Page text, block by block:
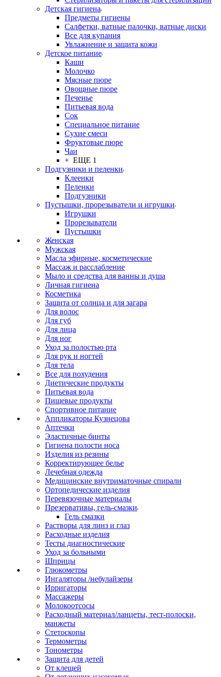
Детская гигиена
Предметы гигиены
Салфетки, ватные палочки, ватные диски
Все для купания
Увлажнение и защита кожи
Детское питание
Каши
Молочко
Мясные пюре
Овощные пюре
Печенье
Питьевая вода
Сок
Специальное питание
Сухие смеси
Фруктовые пюре
Чаи
+ ЕЩЕ 1
Подгузники и пеленки
Клеенки
Пеленки
Подгузники
Пустышки, прорезыватели и игрушки
Игрушки
Прорезыватели
Пустышки
Женская
Мужская
Масла эфирные, косметические
Массаж и расслабление
Мыло и средства для ванны и душа
Личная гигиена
Косметика
Защита от солнца и для загара
Для волос
Для губ
Для лица
Для ног
Уход за полостью рта
Для рук и ногтей
Для тела
Все для похудения
Диетические продукты
Питьевая вода
Пищевые продукты
Спортивное питание
Аппликаторы Кузнецова
Аптечки
Эластичные бинты
Гигиена полости носа
Изделия из резины
Корректирующее белье
Лечебная одежда
Медицинские внутриматочные спирали
Ортопедические изделия
Перевязочные материалы
Презервативы, гель-смазки
Гель смазки
Растворы для линз и глаз
Расходные изделия
Тесты диагностические
Уход за больными
Шприцы
Глюкометры
Ингаляторы /небулайзеры
Ирригаторы
Массажеры
Молокоотсосы
Расходный материал/ланцеты, тест-полоски,
манжеты
Стетоскопы
Термометры
Тонометры
Защита для детей
От клещей